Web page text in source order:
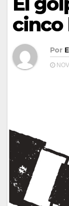
cinco
Por